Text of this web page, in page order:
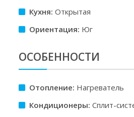
Кухня: Открытая
Ориентация: Юг
ОСОБЕННОСТИ
Отопление: Нагреватель
Кондиционеры: Сплит-